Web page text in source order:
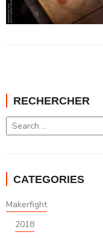
RECHERCHER
CATEGORIES
Makerfight
2018